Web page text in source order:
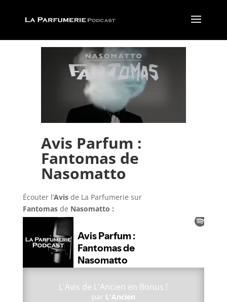
Avis Parfum :
Fantomas de
Nasomatto
Écouter l’Avis de La Parfumerie sur
Fantomas de Nasomatto :
L'Avis de L'Ancien en Bonus !
par L'Ancien